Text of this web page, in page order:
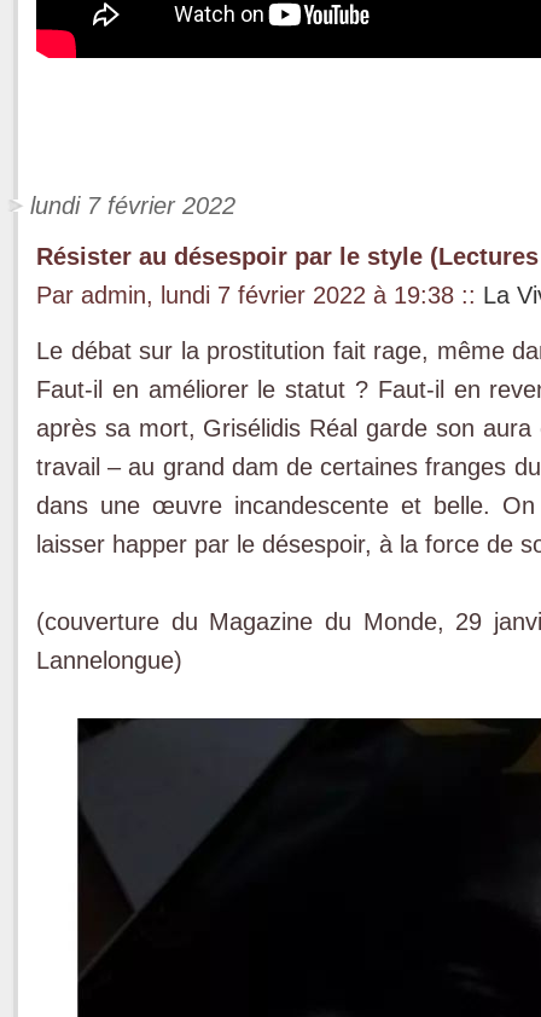
lundi 7 février 2022
Résister au désespoir par le style
Par admin, lundi 7 février 2022 à 19:38 :: La
Le débat sur la prostitution fait rage, même
Faut-il en améliorer le statut ? Faut-il en
après sa mort, Grisélidis Réal garde son
travail – au grand dam de certaines franges
dans une œuvre incandescente et belle.
laisser happer par le désespoir, à la force de
(couverture du Magazine du Monde, 29
Lannelongue)